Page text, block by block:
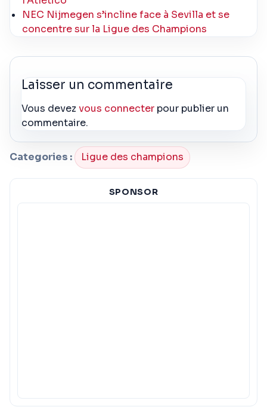
NEC Nijmegen s’incline face à Sevilla et se
concentre sur la Ligue des Champions
Laisser un commentaire
Vous devezvous connecter pour publier un
commentaire.
Categories : Ligue des champions
SPONSOR